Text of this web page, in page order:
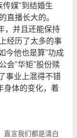
传媒"到结婚生
直播长大的。
并且还能保持
经历了太多的事
他也是算"功成
会"华矩"股份赎
业上混得不错
身体的变化，着
直言我们都是清白